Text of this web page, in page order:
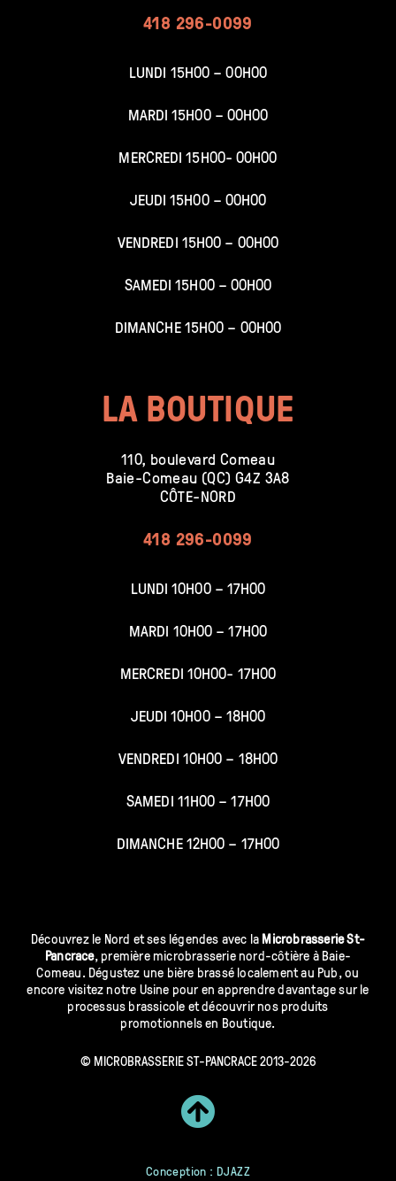
418 296-0099
LUNDI 15H00 – 00H00
MARDI 15H00 – 00H00
MERCREDI 15H00- 00H00
JEUDI 15H00 – 00H00
VENDREDI 15H00 – 00H00
SAMEDI 15H00 – 00H00
DIMANCHE 15H00 – 00H00
LA BOUTIQUE
110, boulevard Comeau
Baie-Comeau (QC) G4Z 3A8
CÔTE-NORD
418 296-0099
LUNDI 10H00 – 17H00
MARDI 10H00 – 17H00
MERCREDI 10H00- 17H00
JEUDI 10H00 – 18H00
VENDREDI 10H00 – 18H00
SAMEDI 11H00 – 17H00
DIMANCHE 12H00 – 17H00
Découvrez le Nord et ses légendes avec laMicrobrasserie St-
Pancrace, première microbrasserie nord-côtière à Baie-
Comeau. Dégustez une bière brassé localement au Pub, ou
encore visitez notre Usine pour en apprendre davantage sur le
processus brassicole et découvrir nos produits
promotionnels en Boutique.
© MICROBRASSERIE ST-PANCRACE 2013-2026
Conception : DJAZZ